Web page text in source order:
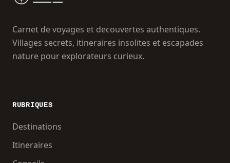
Carnet de voyages et decouvertes authentiques.
Villages secrets, itineraires insolites et escapades
nature pour explorateurs curieux.
RUBRIQUES
Destinations
Itineraires